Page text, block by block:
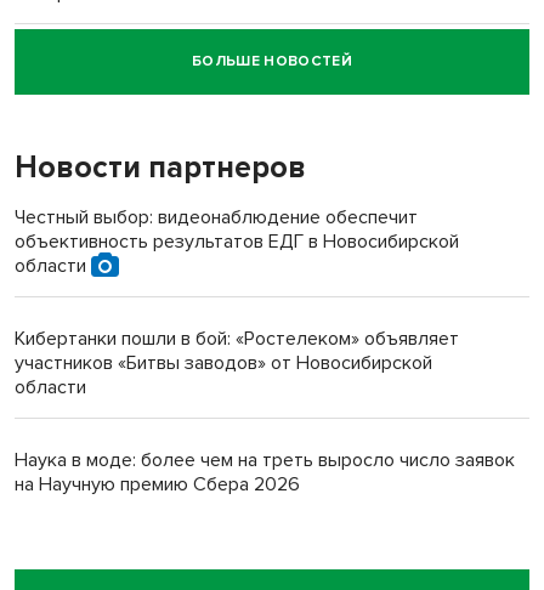
Новосибирский суд наказал водителя за смерть
пенсионерки на вокзале
БОЛЬШЕ НОВОСТЕЙ
Новости партнеров
Честный выбор: видеонаблюдение обеспечит
объективность результатов ЕДГ в Новосибирской
области
Кибертанки пошли в бой: «Ростелеком» объявляет
участников «Битвы заводов» от Новосибирской
области
Наука в моде: более чем на треть выросло число заявок
на Научную премию Сбера 2026